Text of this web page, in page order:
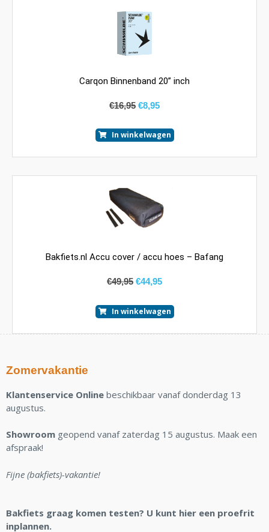
Carqon Binnenband 20” inch
€16,95 €8,95
In winkelwagen
Bakfiets.nl Accu cover / accu hoes – Bafang
€49,95 €44,95
In winkelwagen
Zomervakantie
Klantenservice Online beschikbaar vanaf donderdag 13
augustus.
Showroom geopend vanaf zaterdag 15 augustus. Maak een
afspraak!
Fijne (bakfiets)-vakantie!
Bakfiets graag komen testen? U kunt hier een proefrit
inplannen.